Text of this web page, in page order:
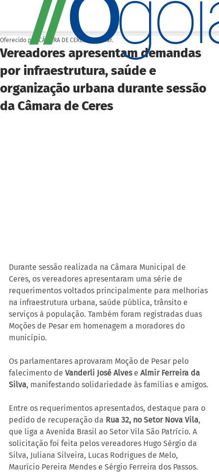
Vereadores apresentam demandas
por infraestrutura, saúde e
organização urbana durante sessão
da Câmara de Ceres
Oferecido por CÂMARA DE CERES 11 de mar.
Durante sessão realizada na Câmara Municipal de
Ceres, os vereadores apresentaram uma série de
requerimentos voltados principalmente para melhorias
na infraestrutura urbana, saúde pública, trânsito e
serviços à população. Também foram registradas duas
Moções de Pesar em homenagem a moradores do
município.
Os parlamentares aprovaram Moção de Pesar pelo
falecimento de Vanderli José Alves e Almir Ferreira da
Silva, manifestando solidariedade às famílias e amigos.
Entre os requerimentos apresentados, destaque para o
pedido de recuperação da Rua 32, no Setor Nova Vila,
que liga a Avenida Brasil ao Setor Vila São Patrício. A
solicitação foi feita pelos vereadores Hugo Sérgio da
Silva, Juliana Silveira, Lucas Rodrigues de Melo,
Maurício Pereira Mendes e Sérgio Ferreira dos Passos.